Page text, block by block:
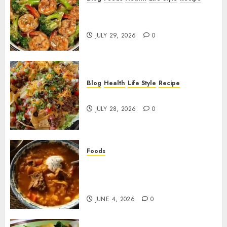
JULY 29, 2026 0
Blog Health Life Style Recipe
JULY 28, 2026 0
Foods
JUNE 4, 2026 0